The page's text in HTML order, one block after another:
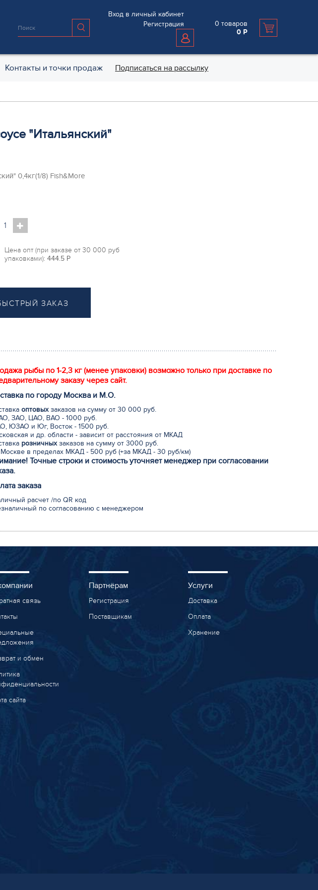
Вход в личный кабинет
Регистрация
0 товаров
0 Р
Контакты и точки продаж Подписаться на рассылку
"Итальянский"
0,4кг(1/8) Fish&More
Цена опт (при заказе от 30 000 руб
упаковками): 444.5 P
ЗАКАЗ
рыбы по 1-2,3 кг (менее упаковки) возможно только при доставке по
заказу через сайт.
по городу Москва и М.О.
оптовыхзаказов на сумму от 30 000 руб.
ЗАО, ЦАО, ВАО - 1000 руб.
ЮЗАО и Юг, Восток - 1500 руб.
и др. области - зависит от расстояния от МКАД
розничныхзаказов на сумму от 3000 руб.
в пределах МКАД - 500 руб (+за МКАД - 30 руб/км)
Точные строки и стоимость уточняет менеджер при согласовании
заказа
расчет /по QR код
по согласованию с менеджером
связь
и обмен
сайта
Партнёрам
Регистрация
Поставщикам
Услуги
Доставка
Оплата
Хранение